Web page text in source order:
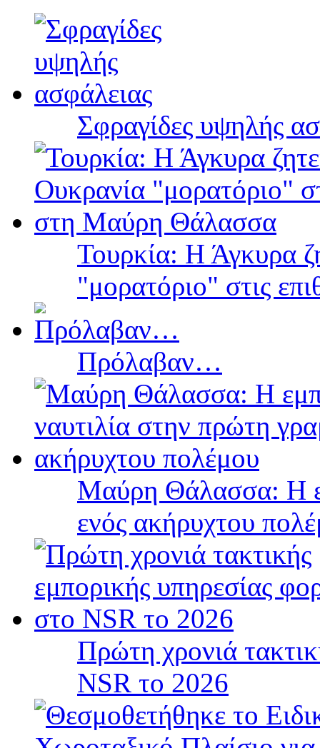
Σφραγίδες υψηλής
Τουρκία: Η Άγκυρα
"μορατόριο" στις
Πρόλαβαν…
Μαύρη Θάλασσα: Η
ενός ακήρυχτου
Πρώτη χρονιά
NSR το 2026